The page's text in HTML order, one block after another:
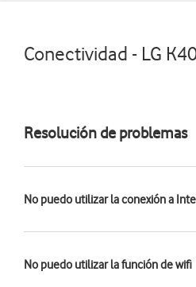
Conectividad - LG
Resolución de problemas
No puedo utilizar la conexión a
No puedo utilizar la función de wifi